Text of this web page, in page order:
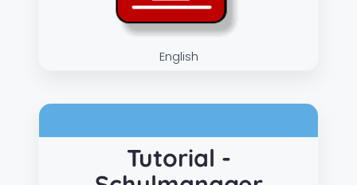
English
Tutorial -